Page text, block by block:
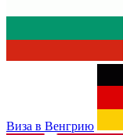
Виза в Венгрию